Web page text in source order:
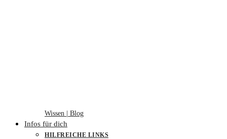
Wissen | Blog
Infos für dich
HILFREICHE LINKS